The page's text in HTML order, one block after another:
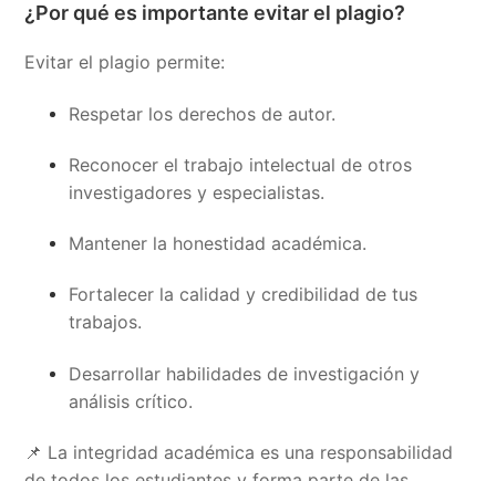
¿Por qué es importante evitar el plagio?
Evitar el plagio permite:
Respetar los derechos de autor.
Reconocer el trabajo intelectual de otros
investigadores y especialistas.
Mantener la honestidad académica.
Fortalecer la calidad y credibilidad de tus
trabajos.
Desarrollar habilidades de investigación y
análisis crítico.
📌 La integridad académica es una responsabilidad